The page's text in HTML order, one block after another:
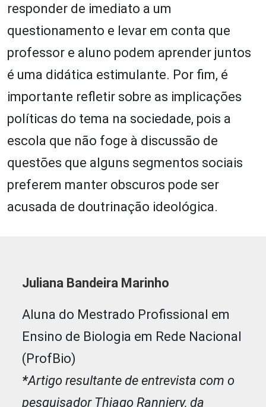
responder de imediato a um
questionamento e levar em conta que
professor e aluno podem aprender juntos
é uma didática estimulante. Por fim, é
importante refletir sobre as implicações
políticas do tema na sociedade, pois a
escola que não foge à discussão de
questões que alguns segmentos sociais
preferem manter obscuros pode ser
acusada de doutrinação ideológica.
Juliana Bandeira Marinho
Aluna do Mestrado Profissional em
Ensino de Biologia em Rede Nacional
(ProfBio)
*Artigo resultante de entrevista com o
pesquisador Thiago Ranniery, da